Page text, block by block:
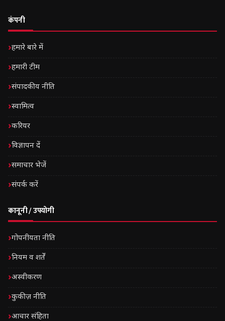
कंपनी
हमारे बारे में
हमारी टीम
संपादकीय नीति
स्वामित्व
करियर
विज्ञापन दें
समाचार भेजें
संपर्क करें
कानूनी / उपयोगी
गोपनीयता नीति
नियम व शर्तें
अस्वीकरण
कुकीज़ नीति
आचार संहिता